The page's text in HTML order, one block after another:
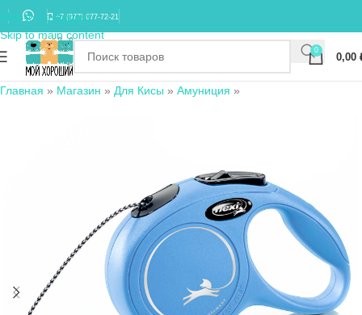
Skip to navigation
Skip to main content
+7 (977) 677-72-21
0
0,00
Главная » Магазин » Для Кисы » Амуниция »